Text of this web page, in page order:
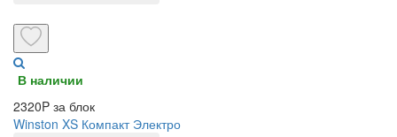
В наличии
2320P за блок
Winston XS Компакт Электро